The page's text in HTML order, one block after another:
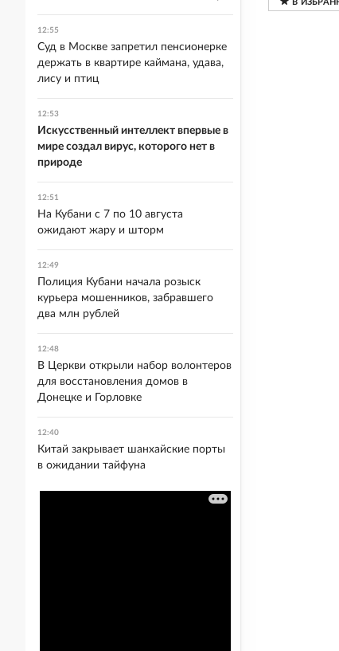
12:55
Суд в Москве запретил пенсионерке
держать в квартире каймана, удава,
лису и птиц
12:53
Искусственный интеллект впервые в
мире создал вирус, которого нет в
природе
12:51
На Кубани с 7 по 10 августа
ожидают жару и шторм
12:49
Полиция Кубани начала розыск
курьера мошенников, забравшего
два млн рублей
12:48
В Церкви открыли набор волонтеров
для восстановления домов в
Донецке и Горловке
12:40
Китай закрывает шанхайские порты
в ожидании тайфуна